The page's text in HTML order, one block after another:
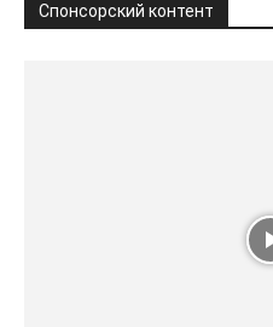
Спонсорский контент